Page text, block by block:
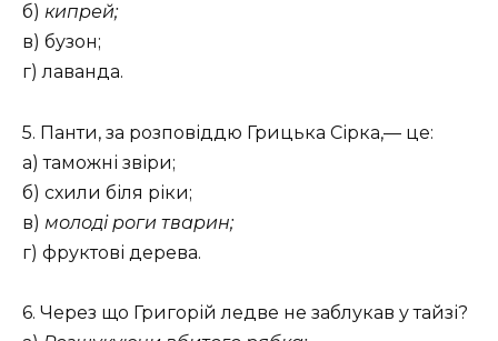
б) кипрей;
в) бузон;
г) лаванда.
5. Панти, за розповіддю Грицька Сірка,— це:
а) таможні звіри;
б) схили біля ріки;
в) молоді роги тварин;
г) фруктові дерева.
6. Через що Григорій ледве не заблукав у тайзі?